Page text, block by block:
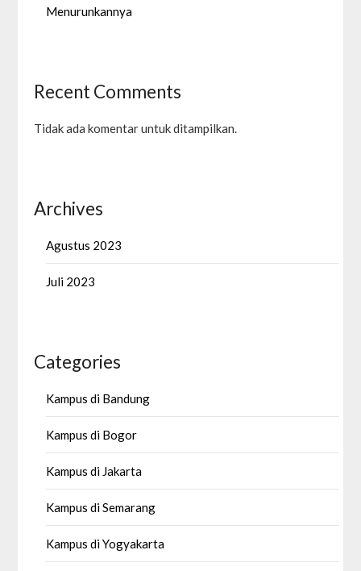
Menurunkannya
Recent Comments
Tidak ada komentar untuk ditampilkan.
Archives
Agustus 2023
Juli 2023
Categories
Kampus di Bandung
Kampus di Bogor
Kampus di Jakarta
Kampus di Semarang
Kampus di Yogyakarta